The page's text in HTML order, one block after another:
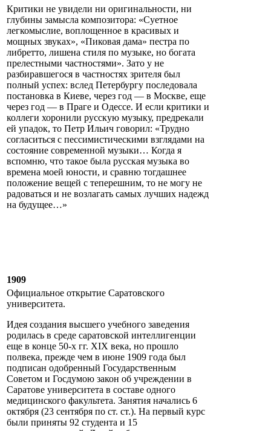
Критики не увидели ни оригинальности, ни
глубины замысла композитора: «Суетное
легкомыслие, воплощенное в красивых и
мощных звуках», «Пиковая дама» пестра по
либретто, лишена стиля по музыке, но богата
прелестными частностями». Зато у не
разбиравшегося в частностях зрителя был
полный успех: вслед Петербургу последовала
постановка в Киеве, через год — в Москве, еще
через год — в Праге и Одессе. И если критики и
коллеги хоронили русскую музыку, предрекали
ей упадок, то Петр Ильич говорил: «Трудно
согласиться с пессимистическими взглядами на
состояние современной музыки… Когда я
вспомню, что такое была русская музыка во
времена моей юности, и сравню тогдашнее
положение вещей с теперешним, то не могу не
радоваться и не возлагать самых лучших надежд
на будущее…»
1909
Официальное открытие Саратовского
университета.
Идея создания высшего учебного заведения
родилась в среде саратовской интеллигенции
еще в конце 50-х гг. XIX века, но прошло
полвека, прежде чем в июне 1909 года был
подписан одобренный Государственным
Советом и Госдумою закон об учреждении в
Саратове университета в составе одного
медицинского факультета. Занятия начались 6
октября (23 сентября по ст. ст.). На первый курс
были приняты 92 студента и 15